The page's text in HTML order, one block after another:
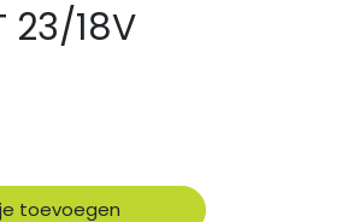
23/18V
toevoegen